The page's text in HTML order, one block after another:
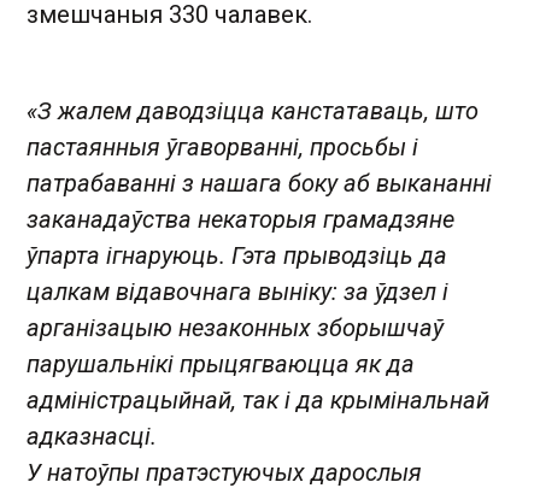
змешчаныя 330 чалавек.
«З жалем даводзіцца канстатаваць, што
пастаянныя ўгаворванні, просьбы і
патрабаванні з нашага боку аб выкананні
заканадаўства некаторыя грамадзяне
ўпарта ігнаруюць. Гэта прыводзіць да
цалкам відавочнага выніку: за ўдзел і
арганізацыю незаконных зборышчаў
парушальнікі прыцягваюцца як да
адміністрацыйнай, так і да крымінальнай
адказнасці.
У натоўпы пратэстуючых дарослыя